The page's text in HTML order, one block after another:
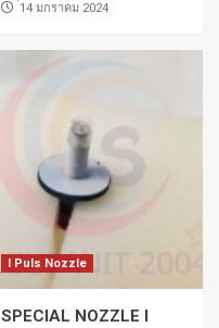
่14 มกราคม 2024
I Puls Nozzle
SPECIAL NOZZLE I